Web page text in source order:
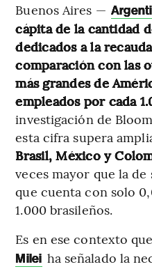
Buenos Aires —
cápita de la cantidad
dedicados a la
comparación con las
más grandes de
empleados por cada
investigación de
esta cifra supera
Brasil, México y
veces mayor que la
que cuenta con solo
1.000 brasileños.
Es en ese contexto
Milei ha señalado la